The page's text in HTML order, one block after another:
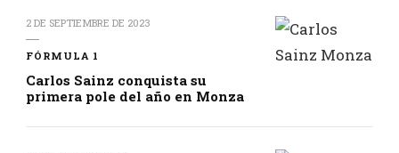
2 DE SEPTIEMBRE DE 2023
FÓRMULA 1
Carlos Sainz conquista su
primera pole del año en Monza